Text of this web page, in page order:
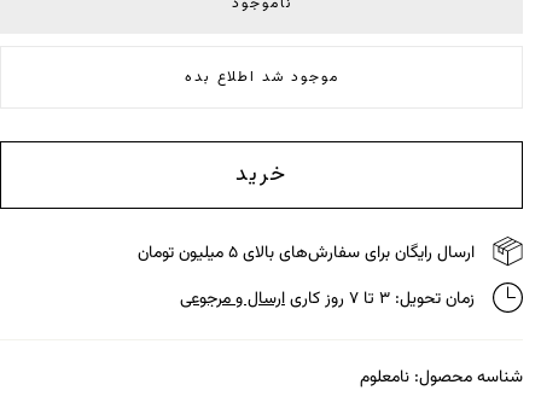
موجود شد اطلاع بده
خرید
ارسال رایگان برای سفارش‌های بالای ۵ میلیون تومان
زمان تحویل: ۳ تا ۷ روز کاری
ارسال و مرجوعی
شناسه محصول: نامعلوم